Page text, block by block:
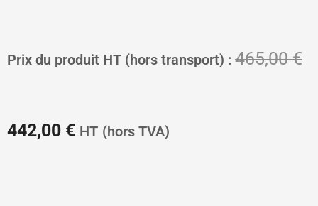
Prix du produit HT (hors transport) : 465,00€
442,00 €
Le
prix
HT (hors TVA)